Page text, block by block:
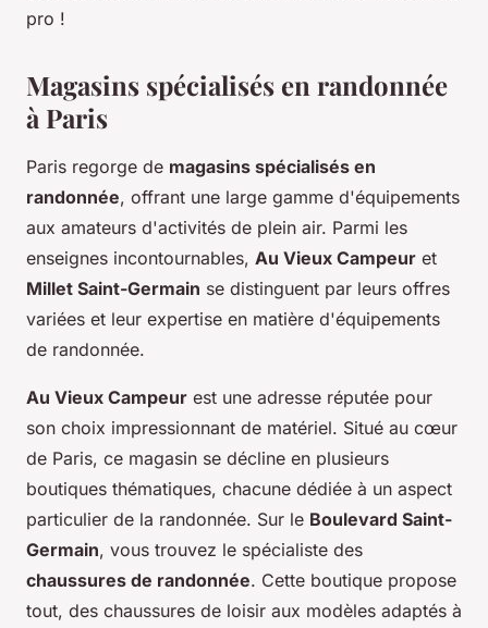
pro !
Magasins spécialisés en randonnée
à Paris
Paris regorge de magasins spécialisés en
randonnée, offrant une large gamme d'équipements
aux amateurs d'activités de plein air. Parmi les
enseignes incontournables, Au Vieux Campeur et
Millet Saint-Germain se distinguent par leurs offres
variées et leur expertise en matière d'équipements
de randonnée.
Au Vieux Campeur est une adresse réputée pour
son choix impressionnant de matériel. Situé au cœur
de Paris, ce magasin se décline en plusieurs
boutiques thématiques, chacune dédiée à un aspect
particulier de la randonnée. Sur le Boulevard Saint-
Germain, vous trouvez le spécialiste des
chaussures de randonnée. Cette boutique propose
tout, des chaussures de loisir aux modèles adaptés à